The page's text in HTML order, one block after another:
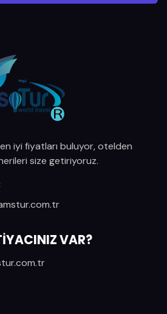
iyi fiyatları buluyor, otelden
size getiriyoruz.
VAR?